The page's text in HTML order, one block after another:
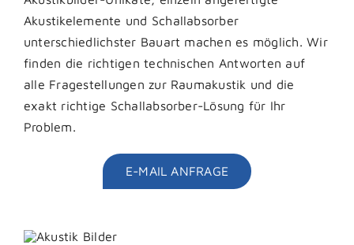
Akustikelemente und Schallabsorber
unterschiedlichster Bauart machen es möglich. Wir
finden die richtigen technischen Antworten auf
alle Fragestellungen zur Raumakustik und die
exakt richtige Schallabsorber-Lösung für Ihr
Problem.
E-MAIL ANFRAGE